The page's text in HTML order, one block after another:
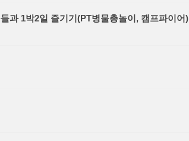
과 1박2일 즐기기(PT병물총놀이, 캠프파이어)